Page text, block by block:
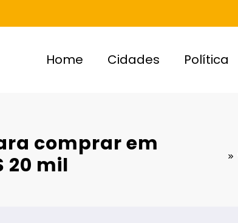
Home Cidades Política
comprar em
20 mil